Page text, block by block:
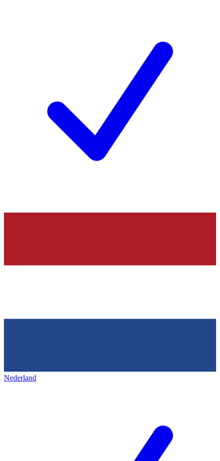
Nederland